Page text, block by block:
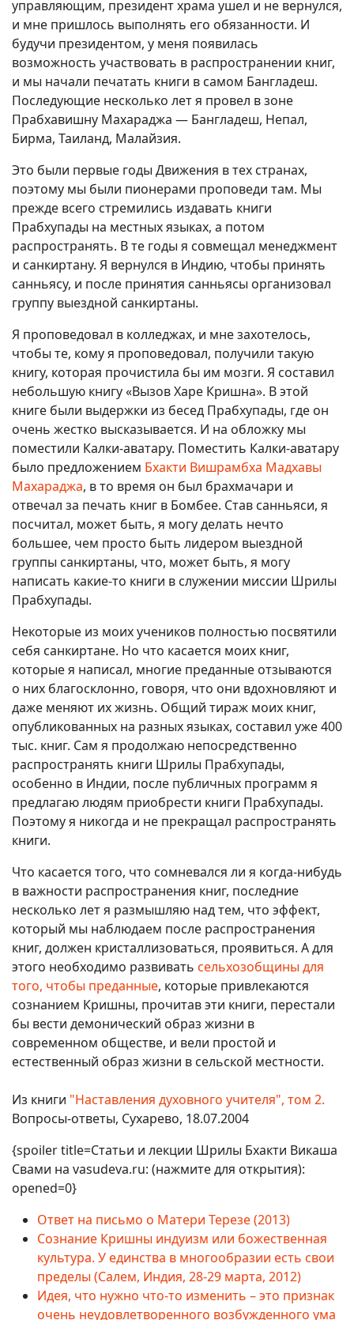
управляющим, президент храма ушел и не вернулся,
и мне пришлось выполнять его обязанности. И
будучи президентом, у меня появилась
возможность участвовать в распространении книг,
и мы начали печатать книги в самом Бангладеш.
Последующие несколько лет я провел в зоне
Прабхавишну Махараджа ― Бангладеш, Непал,
Бирма, Таиланд, Малайзия.
Это были первые годы Движения в тех странах,
поэтому мы были пионерами проповеди там. Мы
прежде всего стремились издавать книги
Прабхупады на местных языках, а потом
распространять. В те годы я совмещал менеджмент
и санкиртану. Я вернулся в Индию, чтобы принять
санньясу, и после принятия санньясы организовал
группу выездной санкиртаны.
Я проповедовал в колледжах, и мне захотелось,
чтобы те, кому я проповедовал, получили такую
книгу, которая прочистила бы им мозги. Я составил
небольшую книгу «Вызов Харе Кришна». В этой
книге были выдержки из бесед Прабхупады, где он
очень жестко высказывается. И на обложку мы
поместили Калки-аватару. Поместить Калки-аватару
было предложением Бхакти Вишрамбха Мадхавы
Махараджа, в то время он был брахмачари и
отвечал за печать книг в Бомбее. Став санньяси, я
посчитал, может быть, я могу делать нечто
большее, чем просто быть лидером выездной
группы санкиртаны, что, может быть, я могу
написать какие-то книги в служении миссии Шрилы
Прабхупады.
Некоторые из моих учеников полностью посвятили
себя санкиртане. Но что касается моих книг,
которые я написал, многие преданные отзываются
о них благосклонно, говоря, что они вдохновляют и
даже меняют их жизнь. Общий тираж моих книг,
опубликованных на разных языках, составил уже 400
тыс. книг. Сам я продолжаю непосредственно
распространять книги Шрилы Прабхупады,
особенно в Индии, после публичных программ я
предлагаю людям приобрести книги Прабхупады.
Поэтому я никогда и не прекращал распространять
книги.
Что касается того, что сомневался ли я когда-нибудь
в важности распространения книг, последние
несколько лет я размышляю над тем, что эффект,
который мы наблюдаем после распространения
книг, должен кристаллизоваться, проявиться. А для
этого необходимо развивать сельхозобщины для
того, чтобы преданные, которые привлекаются
сознанием Кришны, прочитав эти книги, перестали
бы вести демонический образ жизни в
современном обществе, и вели простой и
естественный образ жизни в сельской местности.
Из книги "Наставления духовного учителя", том 2.
Вопросы-ответы, Сухарево, 18.07.2004
{spoiler title=Статьи и лекции Шрилы Бхакти Викаша
Свами на vasudeva.ru: (нажмите для открытия):
opened=0}
Ответ на письмо о Матери Терезе (2013)
Сознание Кришны индуизм или божественная
культура. У единства в многообразии есть свои
пределы (Салем, Индия, 28-29 марта, 2012)
Идея, что нужно что-то изменить – это признак
очень неудовлетворенного возбужденного ума